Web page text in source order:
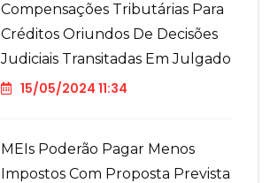
Compensações Tributárias Para
Créditos Oriundos De Decisões
Judiciais Transitadas Em Julgado
15/05/2024 11:34
MEIs Poderão Pagar Menos
Impostos Com Proposta Prevista